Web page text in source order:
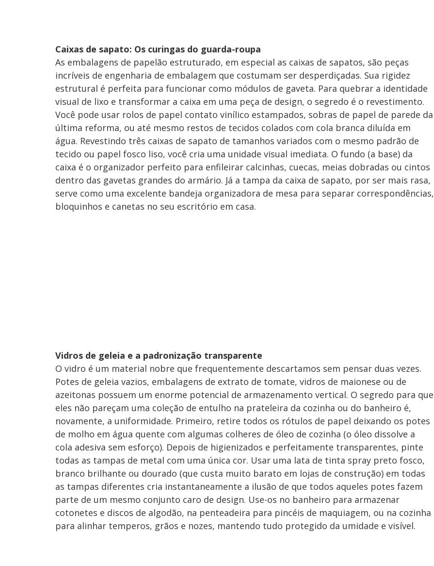
Caixas de sapato: Os curingas do guarda-roupa
As embalagens de papelão estruturado, em especial as caixas de sapatos, são peças
incríveis de engenharia de embalagem que costumam ser desperdiçadas. Sua rigidez
estrutural é perfeita para funcionar como módulos de gaveta. Para quebrar a identidade
visual de lixo e transformar a caixa em uma peça de design, o segredo é o revestimento.
Você pode usar rolos de papel contato vinílico estampados, sobras de papel de parede da
última reforma, ou até mesmo restos de tecidos colados com cola branca diluída em
água. Revestindo três caixas de sapato de tamanhos variados com o mesmo padrão de
tecido ou papel fosco liso, você cria uma unidade visual imediata. O fundo (a base) da
caixa é o organizador perfeito para enfileirar calcinhas, cuecas, meias dobradas ou cintos
dentro das gavetas grandes do armário. Já a tampa da caixa de sapato, por ser mais rasa,
serve como uma excelente bandeja organizadora de mesa para separar correspondências,
bloquinhos e canetas no seu escritório em casa.
Vidros de geleia e a padronização transparente
O vidro é um material nobre que frequentemente descartamos sem pensar duas vezes.
Potes de geleia vazios, embalagens de extrato de tomate, vidros de maionese ou de
azeitonas possuem um enorme potencial de armazenamento vertical. O segredo para que
eles não pareçam uma coleção de entulho na prateleira da cozinha ou do banheiro é,
novamente, a uniformidade. Primeiro, retire todos os rótulos de papel deixando os potes
de molho em água quente com algumas colheres de óleo de cozinha (o óleo dissolve a
cola adesiva sem esforço). Depois de higienizados e perfeitamente transparentes, pinte
todas as tampas de metal com uma única cor. Usar uma lata de tinta spray preto fosco,
branco brilhante ou dourado (que custa muito barato em lojas de construção) em todas
as tampas diferentes cria instantaneamente a ilusão de que todos aqueles potes fazem
parte de um mesmo conjunto caro de design. Use-os no banheiro para armazenar
cotonetes e discos de algodão, na penteadeira para pincéis de maquiagem, ou na cozinha
para alinhar temperos, grãos e nozes, mantendo tudo protegido da umidade e visível.